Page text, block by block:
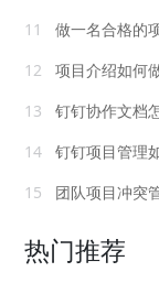
11
做一名合格的
12
项目介绍如何
13
钉钉协作文档
14
钉钉项目管理
15
团队项目冲突
热门推荐